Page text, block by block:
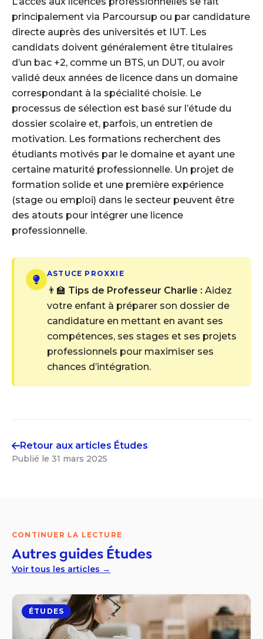
principalement via Parcoursup ou par candidature
directe auprès des universités et IUT. Les
candidats doivent généralement être titulaires
d’un bac +2, comme un BTS, un DUT, ou avoir
validé deux années de licence dans un domaine
correspondant à la spécialité choisie. Le
processus de sélection est basé sur l’étude du
dossier scolaire et, parfois, un entretien de
motivation. Les formations recherchent des
étudiants motivés par le domaine et ayant une
certaine maturité professionnelle. Un projet de
formation solide et une première expérience
(stage ou emploi) dans le secteur peuvent être
des atouts pour intégrer une licence
professionnelle.
ASTUCE PROXXIE
👨‍🏫 Tips de Professeur Charlie : Aidez
votre enfant à préparer son dossier de
candidature en mettant en avant ses
compétences, ses stages et ses projets
professionnels pour maximiser ses
chances d’intégration.
Retour aux articles Études
Publié le 31 mars 2025
CONTINUER LA LECTURE
Autres guidesÉtudes
Voir tous les articles →
ÉTUDES